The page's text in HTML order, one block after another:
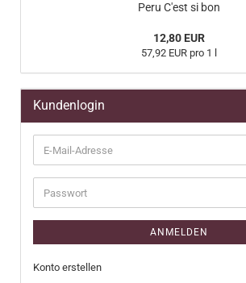
Peru C'est si bon
12,80 EUR
57,92 EUR pro 1 l
Kundenlogin
E-
Mail-
Adresse
Passwort
ANMELDEN
Konto erstellen